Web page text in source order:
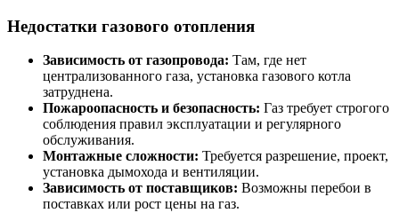
Недостатки газового отопления
Зависимость от газопровода: Там, где нет
централизованного газа, установка газового котла
затруднена.
Пожароопасность и безопасность: Газ требует строгого
соблюдения правил эксплуатации и регулярного
обслуживания.
Монтажные сложности: Требуется разрешение, проект,
установка дымохода и вентиляции.
Зависимость от поставщиков: Возможны перебои в
поставках или рост цены на газ.